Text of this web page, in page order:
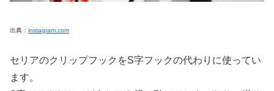
出典： instagram.com
セリアのクリップフックをS字フックの代わりに使ってい
ます。